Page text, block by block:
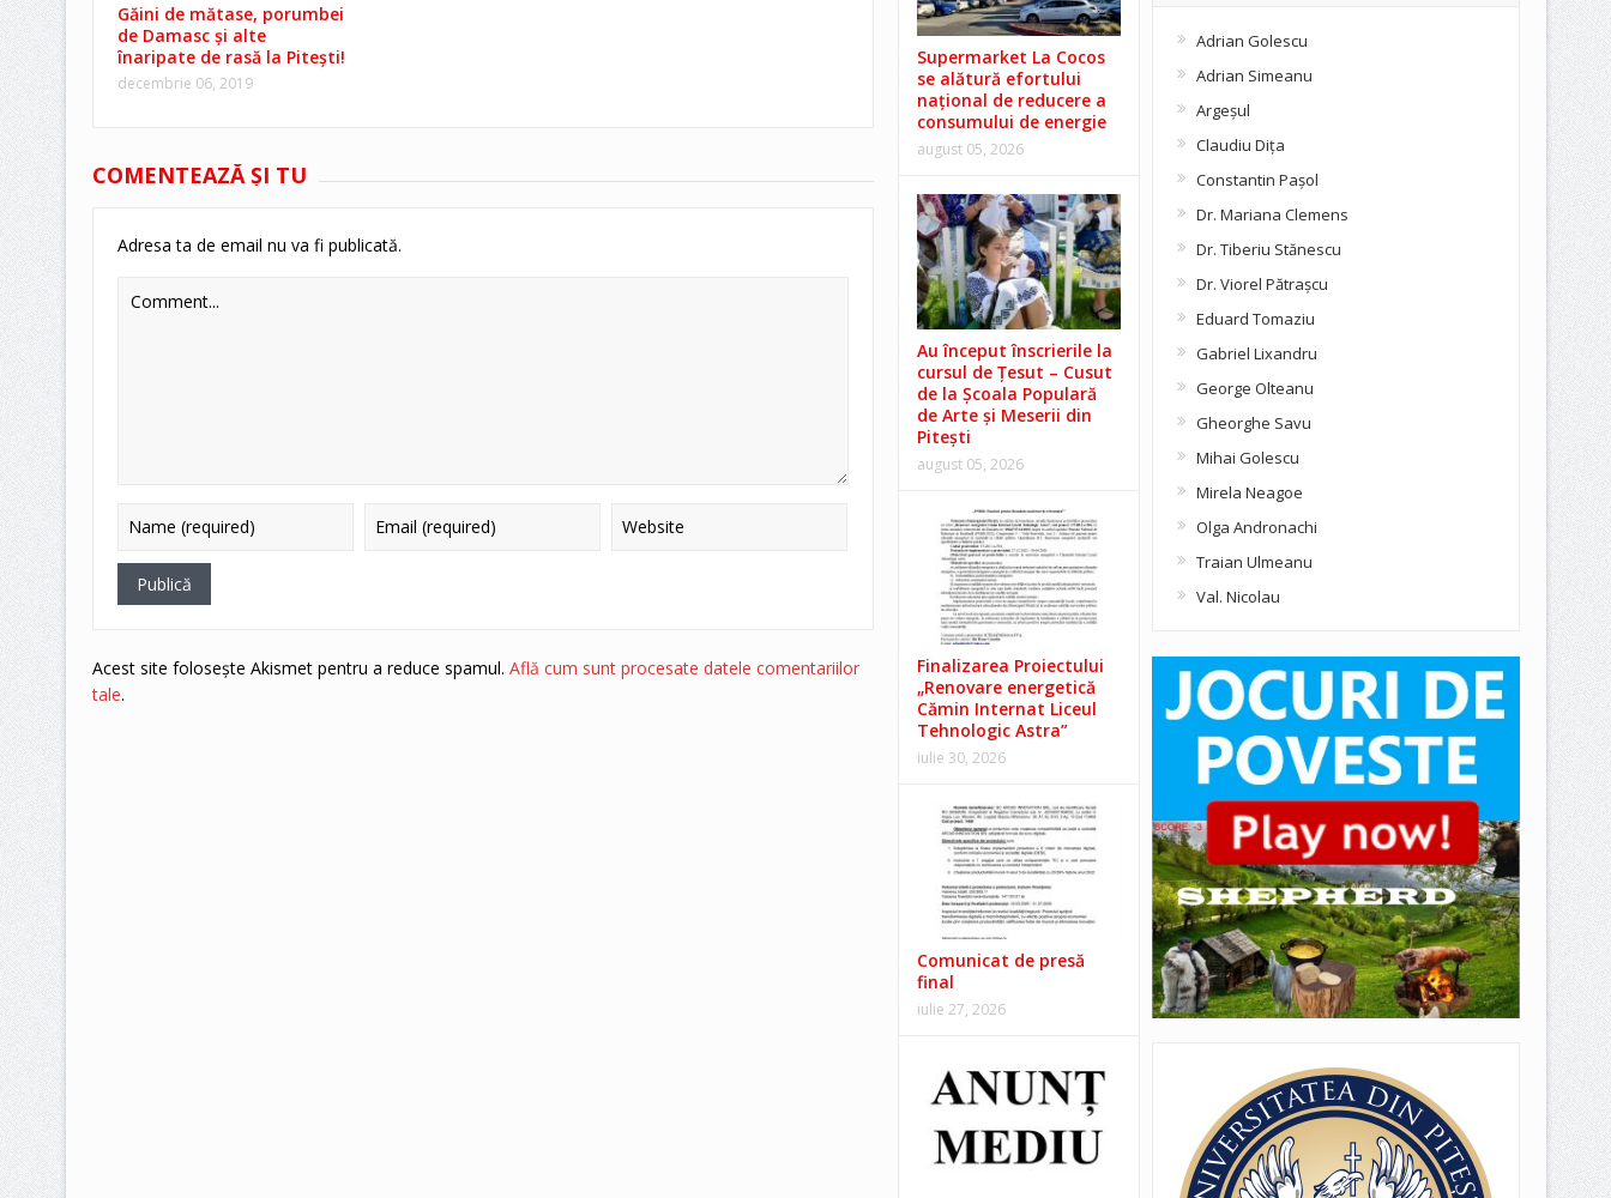
Găini de mătase, porumbei
de Damasc și alte
înaripate de rasă la Pitești!
decembrie 06, 2019
COMENTEAZĂ ŞI TU
Adresa ta de email nu va fi publicată.
Acest site folosește Akismet pentru a reduce spamul. Află cum sunt procesate datele comentariilor
tale.
Supermarket La Cocos
se alătură efortului
național de reducere a
consumului de energie
august 05, 2026
Au început înscrierile la
cursul de Țesut – Cusut
de la Școala Populară
de Arte și Meserii din
Pitești
august 05, 2026
Finalizarea Proiectului
„Renovare energetică
Cămin Internat Liceul
Tehnologic Astra”
iulie 30, 2026
Comunicat de presă
final
iulie 27, 2026
Adrian Golescu
Adrian Simeanu
Argeşul
Claudiu Diţa
Constantin Pașol
Dr. Mariana Clemens
Dr. Tiberiu Stănescu
Dr. Viorel Pătraşcu
Eduard Tomaziu
Gabriel Lixandru
George Olteanu
Gheorghe Savu
Mihai Golescu
Mirela Neagoe
Olga Andronachi
Traian Ulmeanu
Val. Nicolau